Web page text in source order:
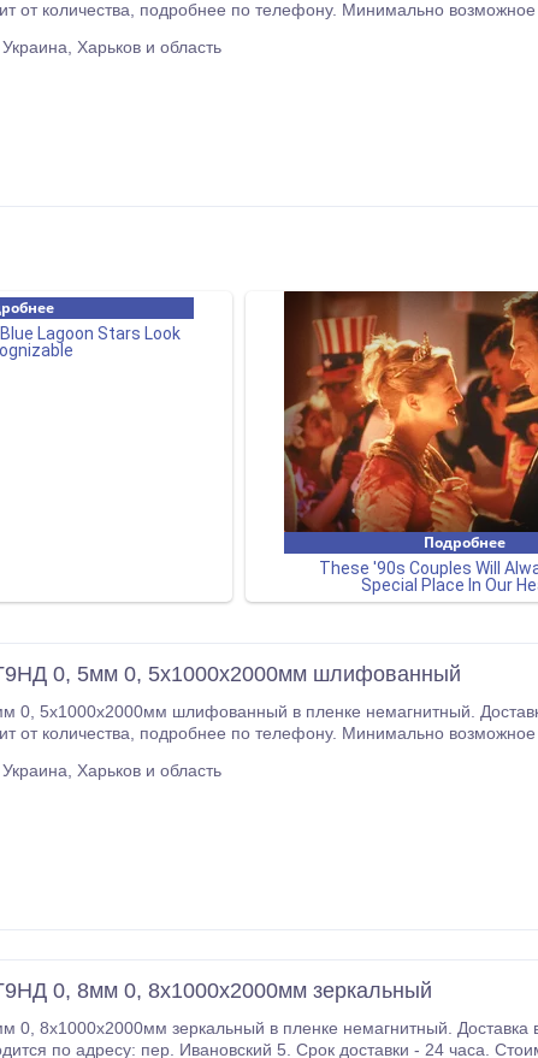
Украина, Харьков и область
0, 5мм 0, 5х1000х2000мм шлифованный
шлифованный в пленке немагнитный. Доставка в Харьков
Украина, Харьков и область
0, 8мм 0, 8х1000х2000мм зеркальный
зеркальный в пленке немагнитный. Доставка в Харьков